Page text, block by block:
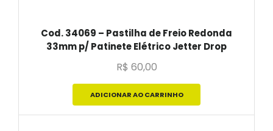
Cod. 34069 – Pastilha de Freio Redonda
33mm p/ Patinete Elétrico Jetter Drop
R$ 60,00
ADICIONAR AO CARRINHO